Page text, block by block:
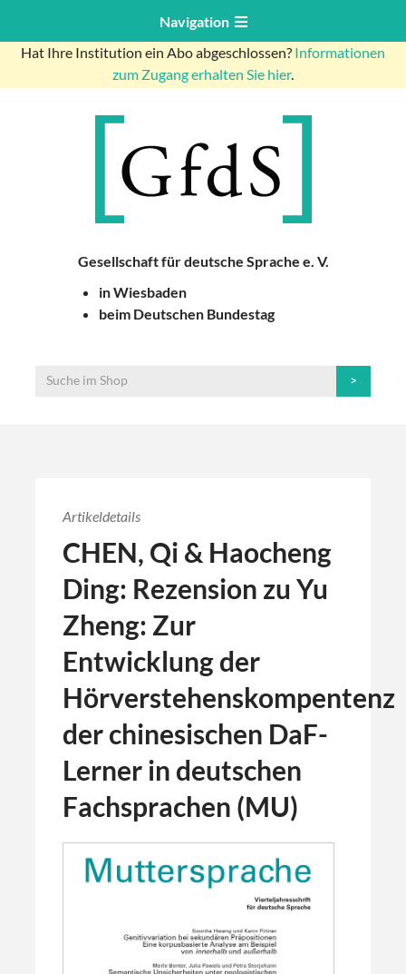
Navigation
Hat Ihre Institution ein Abo abgeschlossen? Informationen
zum Zugang erhalten Sie hier.
Gesellschaft für deutsche Sprache e. V.
in Wiesbaden
beim Deutschen Bundestag
Artikeldetails
CHEN, Qi & Haocheng
Ding: Rezension zu Yu
Zheng: Zur
Entwicklung der
Hörverstehenskompentenz
der chinesischen DaF-
Lerner in deutschen
Fachsprachen (MU)